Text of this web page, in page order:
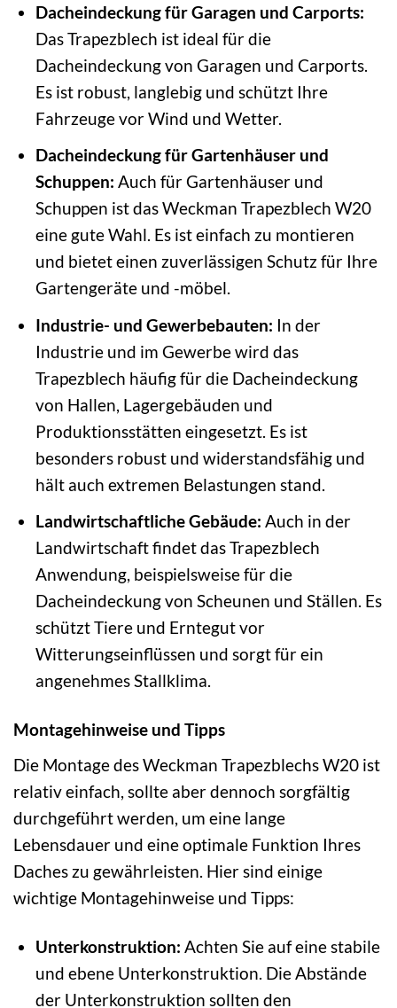
Dacheindeckung für Garagen und Carports:
Das Trapezblech ist ideal für die
Dacheindeckung von Garagen und Carports.
Es ist robust, langlebig und schützt Ihre
Fahrzeuge vor Wind und Wetter.
Dacheindeckung für Gartenhäuser und
Schuppen: Auch für Gartenhäuser und
Schuppen ist das Weckman Trapezblech W20
eine gute Wahl. Es ist einfach zu montieren
und bietet einen zuverlässigen Schutz für Ihre
Gartengeräte und -möbel.
Industrie- und Gewerbebauten: In der
Industrie und im Gewerbe wird das
Trapezblech häufig für die Dacheindeckung
von Hallen, Lagergebäuden und
Produktionsstätten eingesetzt. Es ist
besonders robust und widerstandsfähig und
hält auch extremen Belastungen stand.
Landwirtschaftliche Gebäude: Auch in der
Landwirtschaft findet das Trapezblech
Anwendung, beispielsweise für die
Dacheindeckung von Scheunen und Ställen. Es
schützt Tiere und Erntegut vor
Witterungseinflüssen und sorgt für ein
angenehmes Stallklima.
Montagehinweise und Tipps
Die Montage des Weckman Trapezblechs W20 ist
relativ einfach, sollte aber dennoch sorgfältig
durchgeführt werden, um eine lange
Lebensdauer und eine optimale Funktion Ihres
Daches zu gewährleisten. Hier sind einige
wichtige Montagehinweise und Tipps:
Unterkonstruktion: Achten Sie auf eine stabile
und ebene Unterkonstruktion. Die Abstände
der Unterkonstruktion sollten den